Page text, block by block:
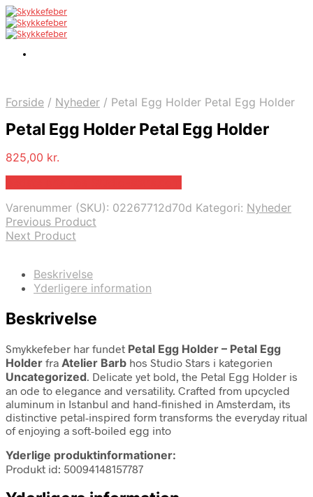
Forside / Nyheder / Petal Egg Holder Petal Egg Holder
Petal Egg Holder Petal Egg Holder
825,00 kr.
Varenummer (SKU): 02267712d70d Kategori: Nyheder
Previous Product
Next Product
Beskrivelse
Yderligere information
Beskrivelse
Smykkefeber har fundet Petal Egg Holder – Petal Egg
Holder fra Atelier Barb hos Studio Stars i kategorien
Uncategorized. Delicate yet bold, the Petal Egg Holder is
an ode to elegance and versatility. Crafted from upcycled
aluminum in Istanbul and hand-finished in Amsterdam, its
distinctive petal-inspired form transforms the everyday ritual
of enjoying a soft-boiled egg into
Yderlige produktinformationer:
Produkt id: 50094148157787